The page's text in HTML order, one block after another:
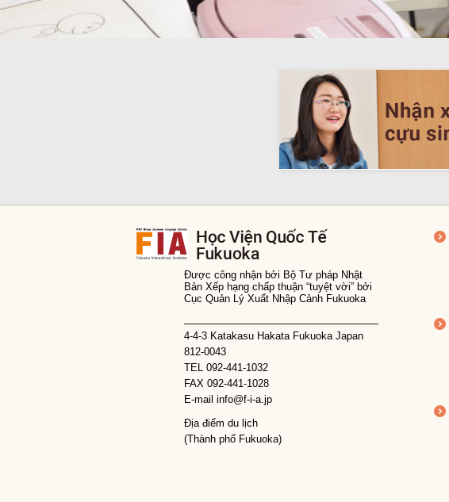
Được công nhận bởi Bộ Tư pháp Nhật
Bản Xếp hạng chấp thuận “tuyệt vời” bởi
Cục Quản Lý Xuất Nhập Cảnh Fukuoka
4-4-3 Katakasu Hakata Fukuoka Japan
812-0043
TEL 092-441-1032
FAX 092-441-1028
E-mail info@f-i-a.jp
Địa điểm du lịch
(Thành phố Fukuoka)